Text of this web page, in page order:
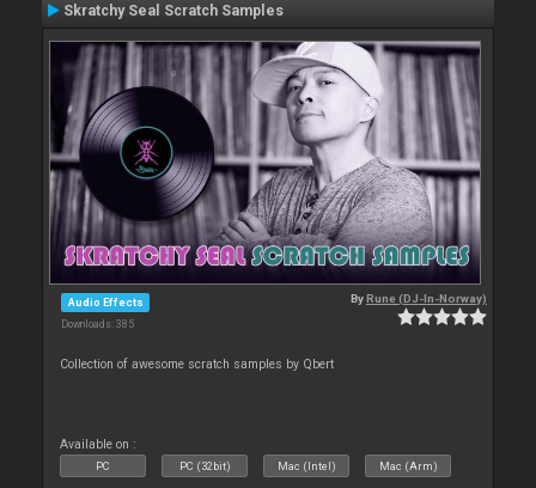
Skratchy Seal Scratch Samples
Audio Effects
Downloads: 385
ByRune (DJ-In-Norway)
Collection of awesome scratch samples by Qbert
Available on :
PC PC (32bit) Mac (Intel) Mac (Arm)